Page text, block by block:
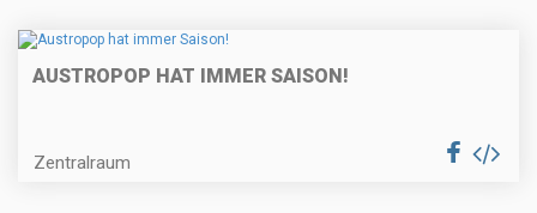
AUSTROPOP HAT IMMER SAISON!
Zentralraum